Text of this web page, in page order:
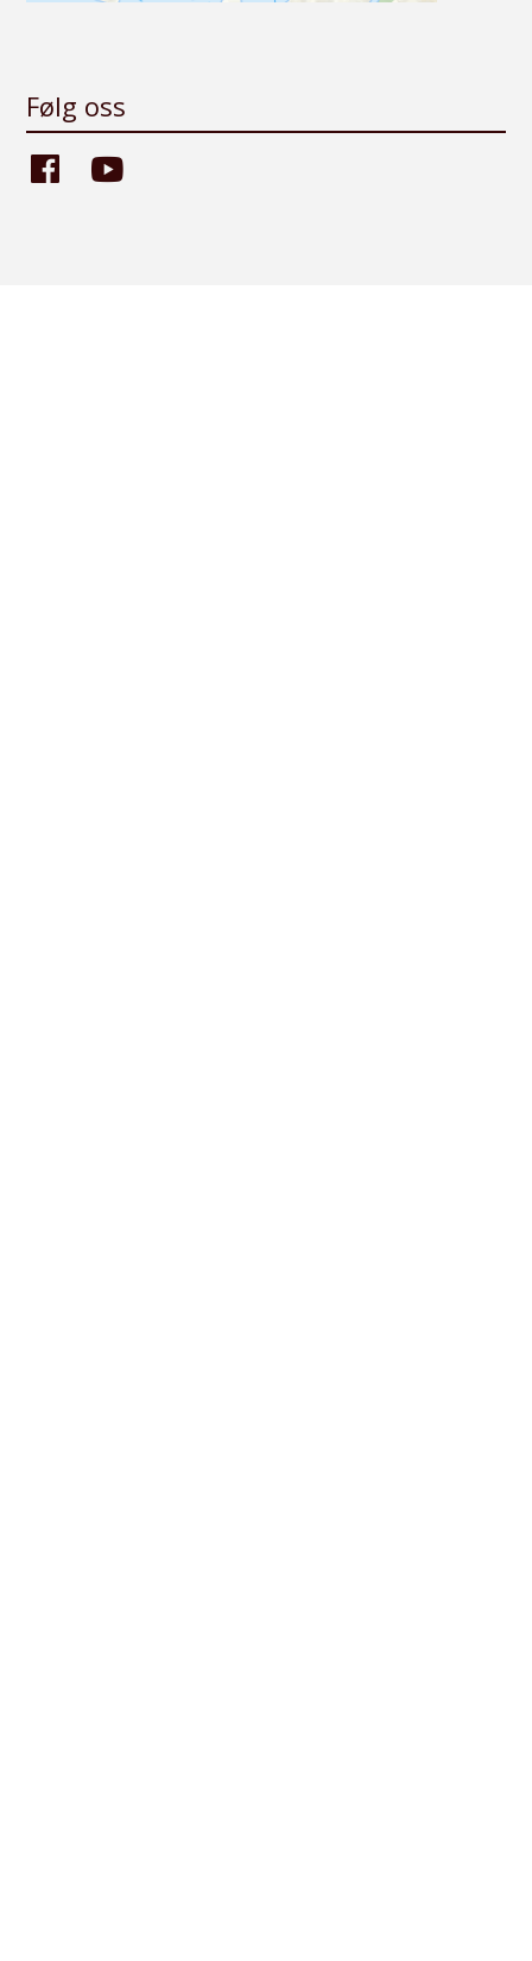
Følg oss
Facebook